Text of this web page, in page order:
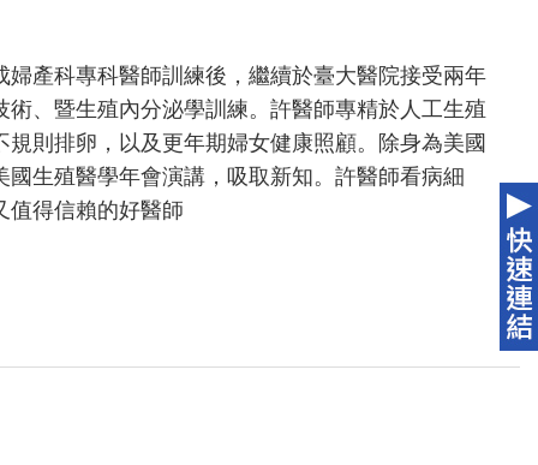
產科專科醫師訓練後，繼續於臺大醫院接受兩年
、暨生殖內分泌學訓練。許醫師專精於人工生殖
則排卵，以及更年期婦女健康照顧。除身為美國
生殖醫學年會演講，吸取新知。許醫師看病細
值得信賴的好醫師